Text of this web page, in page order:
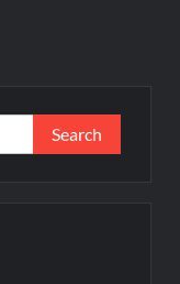
Search
for: